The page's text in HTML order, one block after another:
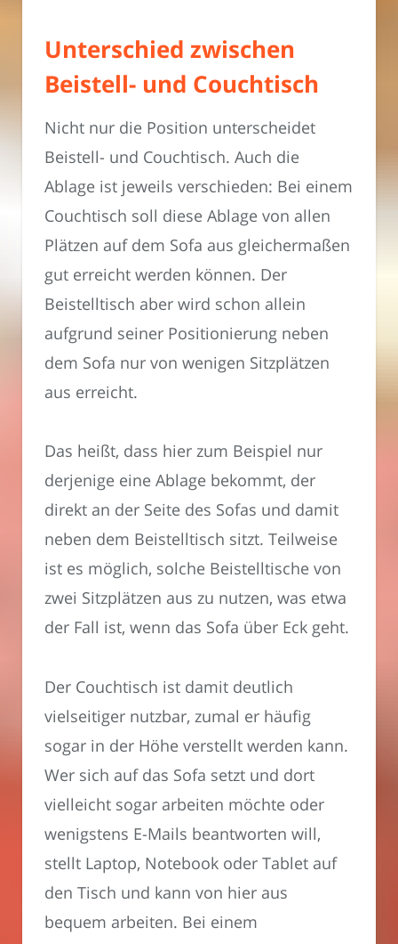
Unterschied zwischen
Beistell- und Couchtisch
Nicht nur die Position unterscheidet
Beistell- und Couchtisch. Auch die
Ablage ist jeweils verschieden: Bei einem
Couchtisch soll diese Ablage von allen
Plätzen auf dem Sofa aus gleichermaßen
gut erreicht werden können. Der
Beistelltisch aber wird schon allein
aufgrund seiner Positionierung neben
dem Sofa nur von wenigen Sitzplätzen
aus erreicht.
Das heißt, dass hier zum Beispiel nur
derjenige eine Ablage bekommt, der
direkt an der Seite des Sofas und damit
neben dem Beistelltisch sitzt. Teilweise
ist es möglich, solche Beistelltische von
zwei Sitzplätzen aus zu nutzen, was etwa
der Fall ist, wenn das Sofa über Eck geht.
Der Couchtisch ist damit deutlich
vielseitiger nutzbar, zumal er häufig
sogar in der Höhe verstellt werden kann.
Wer sich auf das Sofa setzt und dort
vielleicht sogar arbeiten möchte oder
wenigstens E-Mails beantworten will,
stellt Laptop, Notebook oder Tablet auf
den Tisch und kann von hier aus
bequem arbeiten. Bei einem